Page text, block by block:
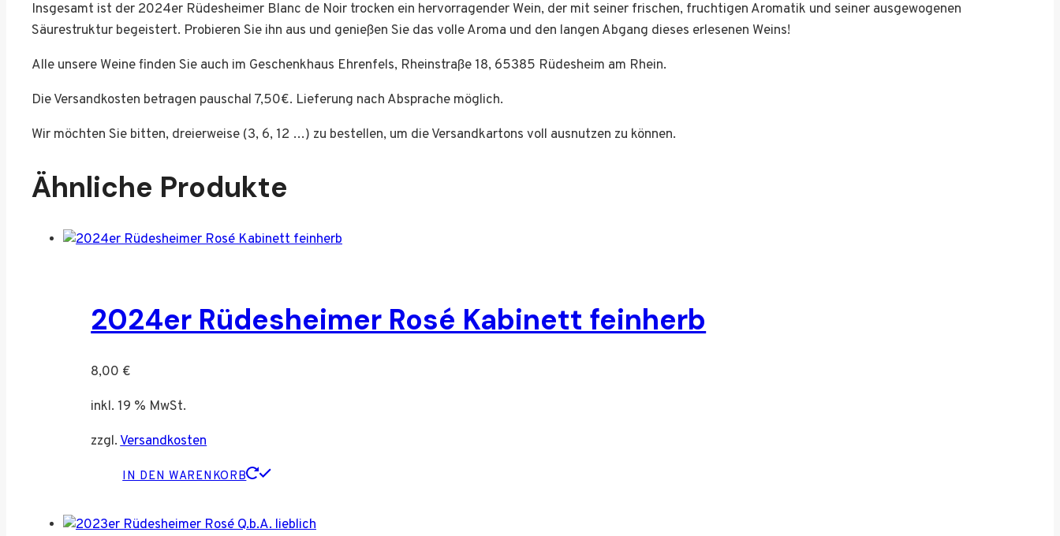
Insgesamt ist der 2024er Rüdesheimer Blanc de Noir trocken ein hervorragender Wein, der mit seiner frischen, fruchtigen Aromatik und seiner ausgewogenen
Säurestruktur begeistert. Probieren Sie ihn aus und genießen Sie das volle Aroma und den langen Abgang dieses erlesenen Weins!
Alle unsere Weine finden Sie auch im Geschenkhaus Ehrenfels, Rheinstraße 18, 65385 Rüdesheim am Rhein.
Die Versandkosten betragen pauschal 7,50€. Lieferung nach Absprache möglich.
Wir möchten Sie bitten, dreierweise (3, 6, 12 …) zu bestellen, um die Versandkartons voll ausnutzen zu können.
Ähnliche Produkte
2024er Rüdesheimer Rosé Kabinett feinherb
8,00 €
inkl. 19 % MwSt.
zzgl.Versandkosten
IN DEN WARENKORB